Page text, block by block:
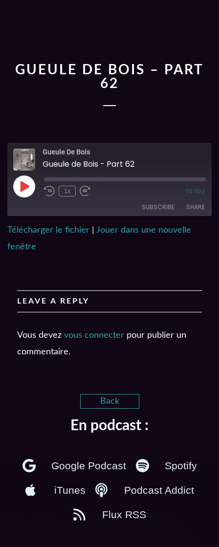
GUEULE DE BOIS – PART
62
Gueule De Bois
Gueule de Bois - Part 62
1x 00:00 /
SUBSCRIBE SHARE
RSS FEED
Télécharger le fichier
Jouer dans une nouvelle
fenêtre
LEAVE A REPLY
Vous devez vous connecter pour publier un
commentaire.
Back
En podcast :
Google Podcast Spotify
iTunes Podcast Addict
Flux RSS